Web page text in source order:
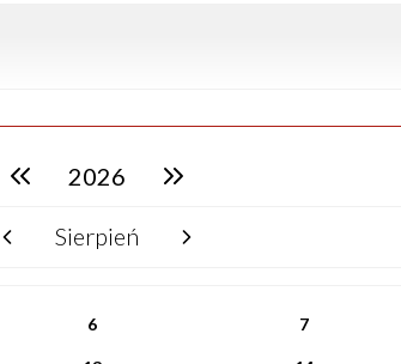
poprzedni rok2026 następny rok
poprzedni miesiącSierpień następny miesiąc
6 7